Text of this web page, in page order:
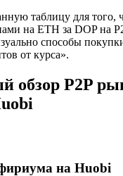
таблицу для того,
на ETH за DOP на
способы
от курса».
обзор P2P
на Huobi